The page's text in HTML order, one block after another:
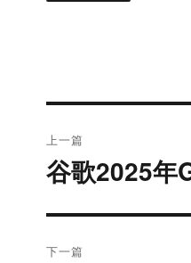
章
上一篇
上
篇
文
谷歌2025年
下一篇